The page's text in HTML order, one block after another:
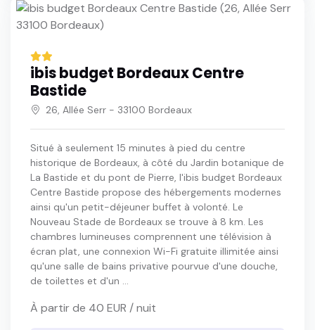
ibis budget Bordeaux Centre
Bastide
26, Allée Serr - 33100 Bordeaux
Situé à seulement 15 minutes à pied du centre
historique de Bordeaux, à côté du Jardin botanique de
La Bastide et du pont de Pierre, l'ibis budget Bordeaux
Centre Bastide propose des hébergements modernes
ainsi qu'un petit-déjeuner buffet à volonté. Le
Nouveau Stade de Bordeaux se trouve à 8 km. Les
chambres lumineuses comprennent une télévision à
écran plat, une connexion Wi-Fi gratuite illimitée ainsi
qu'une salle de bains privative pourvue d'une douche,
de toilettes et d'un ...
À partir de 40 EUR / nuit